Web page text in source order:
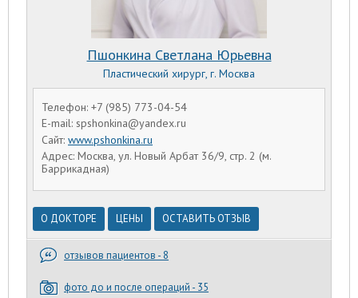
Телефон: +7 (985) 773-04-54
E-mail: spshonkina@yandex.ru
Сайт: www.pshonkina.ru
Адрес: Москва, ул. Новый Арбат 36/9, стр. 2 (м.
Баррикадная)
Пшонкина Светлана Юрьевна
Пластический хирург, г. Москва
О ДОКТОРЕ ЦЕНЫ ОСТАВИТЬ ОТЗЫВ
отзывов пациентов - 8
фото до и после операций - 35